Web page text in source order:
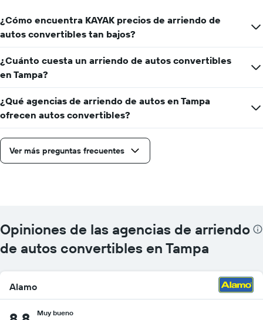
que
indica
más
barato
de
un
de
renta
empresa.
¿Cómo encuentra KAYAK precios de arriendo de
autos convertibles tan bajos?
¿Cuánto cuesta un arriendo de autos convertibles
en Tampa?
¿Qué agencias de arriendo de autos en Tampa
ofrecen autos convertibles?
Ver más preguntas frecuentes
Opiniones de las agencias de arriendo
de autos convertibles en Tampa
Alamo
Muy bueno